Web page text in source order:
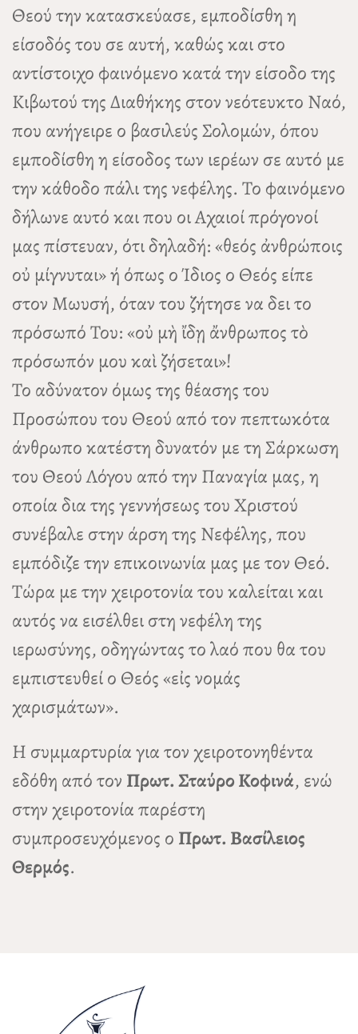
Θεού την κατασκεύασε, εμποδίσθη η
είσοδός του σε αυτή, καθώς και στο
αντίστοιχο φαινόμενο κατά την είσοδο της
Κιβωτού της Διαθήκης στον νεότευκτο Ναό,
που ανήγειρε ο βασιλεύς Σολομών, όπου
εμποδίσθη η είσοδος των ιερέων σε αυτό με
την κάθοδο πάλι της νεφέλης. Το φαινόμενο
δήλωνε αυτό και που οι Αχαιοί πρόγονοί
μας πίστευαν, ότι δηλαδή: «θεός ἀνθρώποις
οὐ μίγνυται» ή όπως ο Ίδιος ο Θεός είπε
στον Μωυσή, όταν του ζήτησε να δει το
πρόσωπό Του: «οὐ μὴ ἴδῃ ἄνθρωπος τὸ
πρόσωπόν μου καὶ ζήσεται»!
Το αδύνατον όμως της θέασης του
Προσώπου του Θεού από τον πεπτωκότα
άνθρωπο κατέστη δυνατόν με τη Σάρκωση
του Θεού Λόγου από την Παναγία μας, η
οποία δια της γεννήσεως του Χριστού
συνέβαλε στην άρση της Νεφέλης, που
εμπόδιζε την επικοινωνία μας με τον Θεό.
Τώρα με την χειροτονία του καλείται και
αυτός να εισέλθει στη νεφέλη της
ιερωσύνης, οδηγώντας το λαό που θα του
εμπιστευθεί ο Θεός «εἰς νομάς
χαρισμάτων».
Η συμμαρτυρία για τον χειροτονηθέντα
εδόθη από τον Πρωτ. Σταύρο Κοφινά, ενώ
στην χειροτονία παρέστη
συμπροσευχόμενος ο Πρωτ. Βασίλειος
Θερμός.